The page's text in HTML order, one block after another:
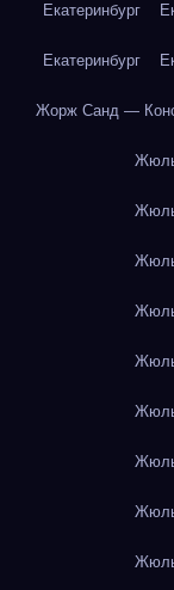
Екатеринбург
Екатеринбург
Жорж Санд —